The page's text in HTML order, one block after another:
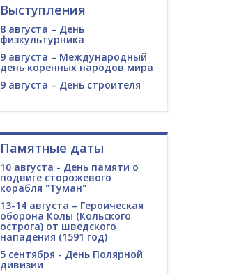
Выступления
8 августа – День
физкультурника
9 августа – Международный
день коренных народов мира
9 августа – День строителя
Памятные даты
10 августа - День памяти о
подвиге сторожевого
корабля "Туман"
13-14 августа – Героическая
оборона Колы (Кольского
острога) от шведского
нападения (1591 год)
5 сентября - День Полярной
дивизии